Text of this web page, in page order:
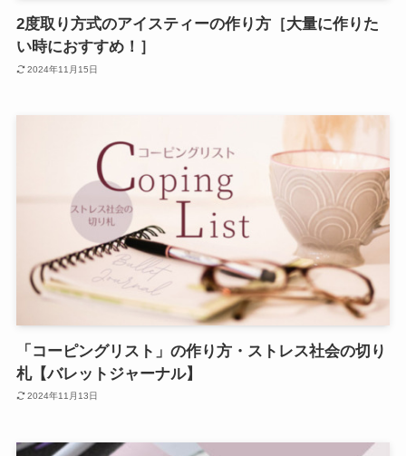
2度取り方式のアイスティーの作り方［大量に作りた
い時におすすめ！］
2024年11月15日
「コーピングリスト」の作り方・ストレス社会の切り
札【バレットジャーナル】
2024年11月13日